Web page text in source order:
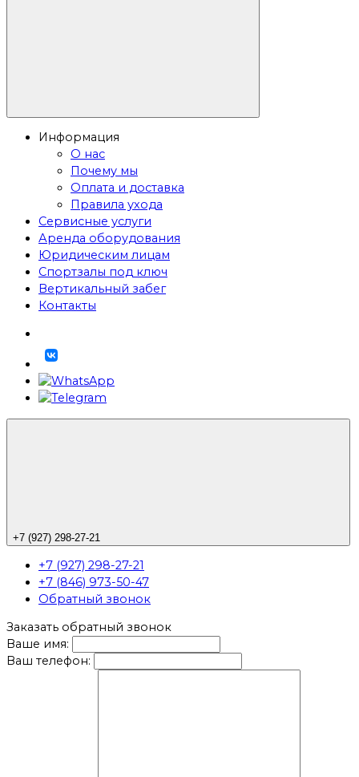
Информация
О нас
Почему мы
Оплата и доставка
Правила ухода
Сервисные услуги
Аренда оборудования
Юридическим лицам
Спортзалы под ключ
Вертикальный забег
Контакты
+7 (927) 298-27-21
+7 (927) 298-27-21
+7 (846) 973-50-47
Обратный звонок
Заказать обратный звонок
Ваше имя:
Ваш телефон: